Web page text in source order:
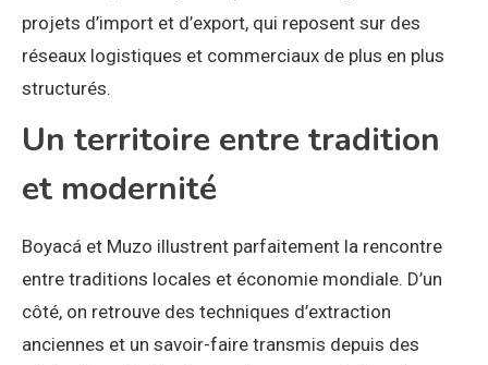
projets d’import et d’export, qui reposent sur des
réseaux logistiques et commerciaux de plus en plus
structurés.
Un territoire entre tradition
et modernité
Boyacá et Muzo illustrent parfaitement la rencontre
entre traditions locales et économie mondiale. D’un
côté, on retrouve des techniques d’extraction
anciennes et un savoir-faire transmis depuis des